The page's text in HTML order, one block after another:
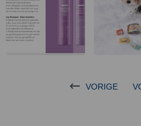
VORIGE